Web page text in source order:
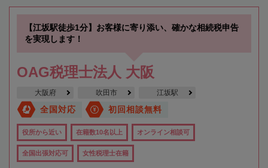
【江坂駅徒歩1分】お客様に寄り添い、確かな相続税申告
を実現します！
OAG税理士法人 大阪
大阪府 吹田市 江坂駅
全国対応 初回相談無料
役所から近い 在籍数10名以上 オンライン相談可
全国出張対応可 女性税理士在籍